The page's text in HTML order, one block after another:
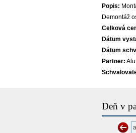
Popis:
Demontáž
Celková
Dátum
Dátum
Partner:
Deň v